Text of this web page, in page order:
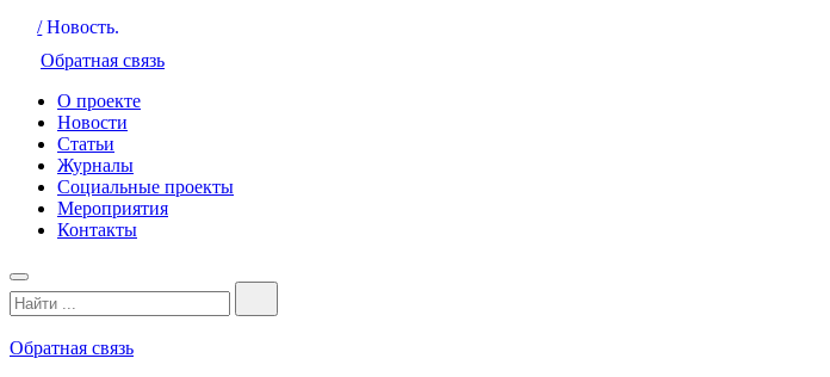
/ Новость.
Обратная связь
О проекте
Новости
Статьи
Журналы
Социальные проекты
Мероприятия
Контакты
Обратная связь